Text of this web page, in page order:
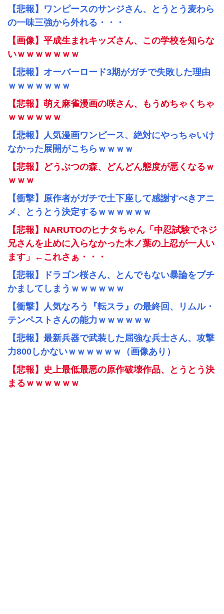
【悲報】ワンピースのサンジさん、とうとう麦わら
の一味三強から外れる・・・
【画像】平成生まれキッズさん、この学校を知らな
いｗｗｗｗｗｗｗ
【悲報】オーバーロード3期がガチで失敗した理由
ｗｗｗｗｗｗｗ
【悲報】萌え麻雀漫画の咲さん、もうめちゃくちゃ
ｗｗｗｗｗｗ
【悲報】人気漫画ワンピース、絶対にやっちゃいけ
なかった展開がこちらｗｗｗｗ
【悲報】どうぶつの森、どんどん態度が悪くなるｗ
ｗｗｗ
【衝撃】原作者がガチで土下座して感謝すべきアニ
メ、とうとう決定するｗｗｗｗｗｗ
【悲報】NARUTOのヒナタちゃん「中忍試験でネジ
兄さんを止めに入らなかった木ノ葉の上忍が一人い
ます」←これさぁ・・・
【悲報】ドラゴン桜さん、とんでもない暴論をブチ
かましてしまうｗｗｗｗｗｗ
【衝撃】人気なろう『転スラ』の最終回、リムル・
テンペストさんの能力ｗｗｗｗｗｗ
【悲報】最新兵器で武装した屈強な兵士さん、攻撃
力800しかないｗｗｗｗｗｗ（画像あり）
【悲報】史上最低最悪の原作破壊作品、とうとう決
まるｗｗｗｗｗｗ